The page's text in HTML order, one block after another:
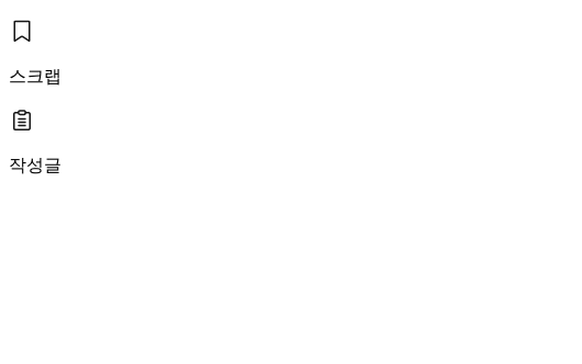
스크랩
작성글